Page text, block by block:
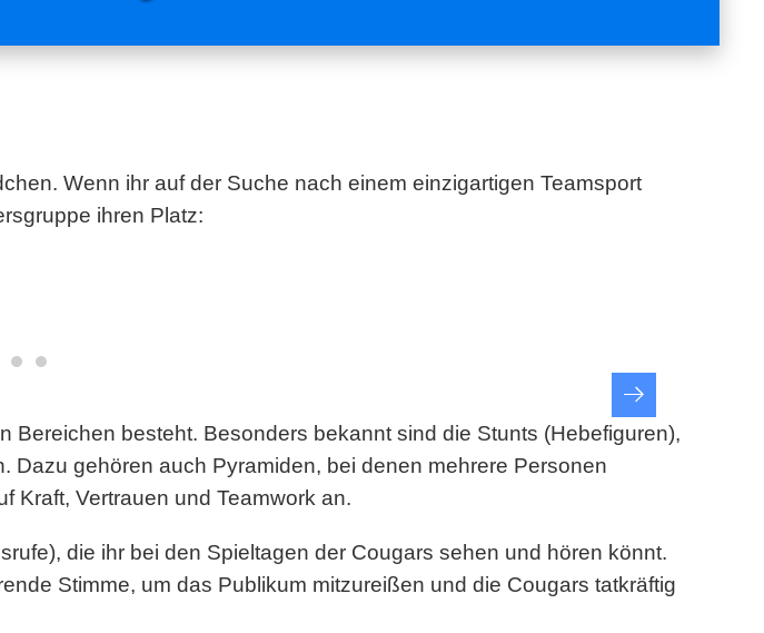
Wenn ihr auf der Suche nach einem einzigartigen Teamsport
ihren Platz:
besteht. Besonders bekannt sind die Stunts (Hebefiguren),
Dazu gehören auch Pyramiden, bei denen mehrere Personen
Kraft, Vertrauen und Teamwork an.
die ihr bei den Spieltagen der Cougars sehen und hören könnt.
Stimme, um das Publikum mitzureißen und die Cougars tatkräftig